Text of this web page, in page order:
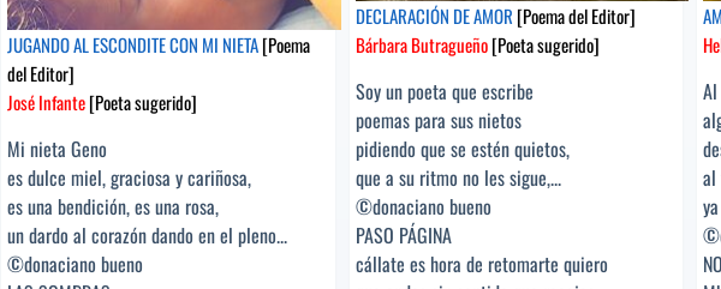
JUGANDO AL ESCONDITE CON MI NIETA[Poema
del Editor]
José Infante[Poeta sugerido]
Mi nieta Geno
es dulce miel, graciosa y cariñosa,
es una bendición, es una rosa,
un dardo al corazón dando en el pleno...
©donaciano bueno
DECLARACIÓN DE AMOR [Poema del Editor]
Bárbara Butragueño[Poeta sugerido]
Soy un poeta que escribe
poemas para sus nietos
pidiendo que se estén quietos,
que a su ritmo no les sigue,...
©donaciano bueno
PASO PÁGINA
cállate es hora de retomarte quiero
al